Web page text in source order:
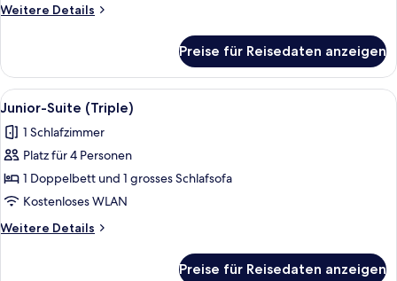
Weitere Details
Weitere
Doppelzimmer
Preise für Reisedaten anzeigen
Alle
Fotos
für
Junior-
Suite
(Triple)
anzeigen
Ein modernes Hotelzimmer mit
5
Junior-Suite (Triple)
1 Schlafzimmer
Platz für 4 Personen
1 Doppelbett und 1 grosses Schlafsofa
Kostenloses WLAN
Weitere Details
Weitere
Preise für Reisedaten anzeigen